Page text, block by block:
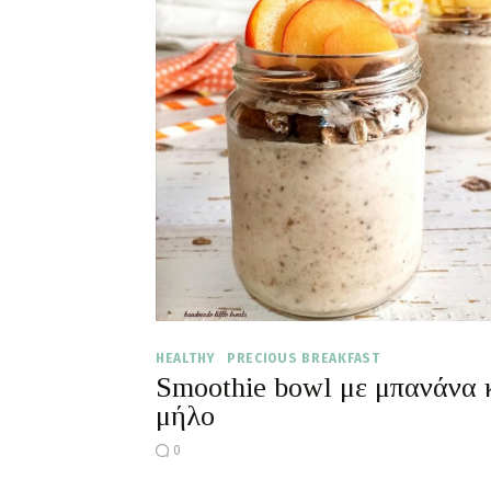
HEALTHY PRECIOUS BREAKFAST
Smoothie bowl με μπανάνα
μήλο
0